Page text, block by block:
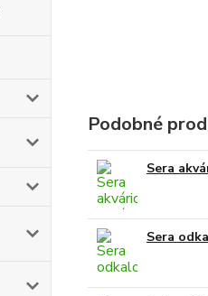
Podobné
Sera
Sera